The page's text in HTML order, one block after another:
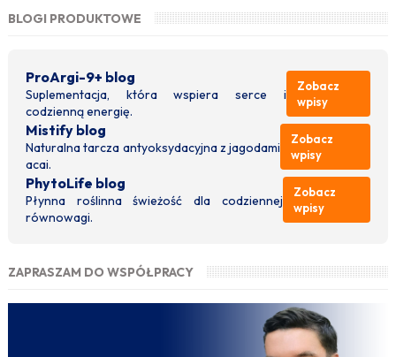
BLOGI PRODUKTOWE
ProArgi-9+ blog
Suplementacja, która wspiera serce i
codzienną energię.
Zobacz
wpisy
Mistify blog
Naturalna tarcza antyoksydacyjna z jagodami
acai.
Zobacz
wpisy
PhytoLife blog
Płynna roślinna świeżość dla codziennej
równowagi.
Zobacz
wpisy
ZAPRASZAM DO WSPÓŁPRACY